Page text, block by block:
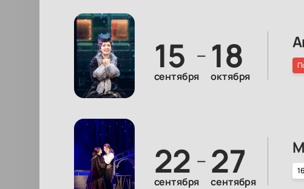
15
сентября
— 18
октября
22
сентября
— 27
сентября